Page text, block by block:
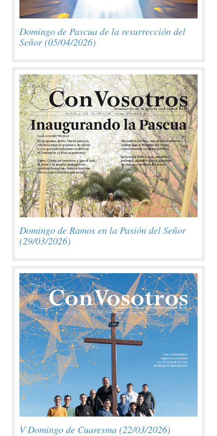
Domingo de Pascua de la resurrección del
Señor (05/04/2026)
Domingo de Ramos en la Pasión del Señor
(29/03/2026)
V Domingo de Cuaresma (22/03/2026)